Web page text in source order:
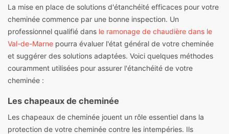
La mise en place de solutions d'étanchéité efficaces pour votre
cheminée commence par une bonne inspection. Un
professionnel qualifié dans le ramonage de chaudière dans le
Val-de-Marne pourra évaluer l'état général de votre cheminée
et suggérer des solutions adaptées. Voici quelques méthodes
couramment utilisées pour assurer l'étanchéité de votre
cheminée :
Les chapeaux de cheminée
Les chapeaux de cheminée jouent un rôle essentiel dans la
protection de votre cheminée contre les intempéries. Ils